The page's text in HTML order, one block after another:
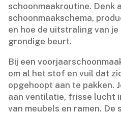
schoonmaakroutine.​ Denk
schoonmaakschema,
en hoe de uitstraling van je
grondige beurt.​
Bij een
om al het stof en vuil dat
opgehoopt aan te pakken.​
aan ventilatie, frisse lucht
van meubels en ramen.​